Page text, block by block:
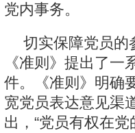
党内事务。
切实保障党员的
《准则》提出了
件。《准则》明确
宽党员表达意见渠
出，“党员有权在